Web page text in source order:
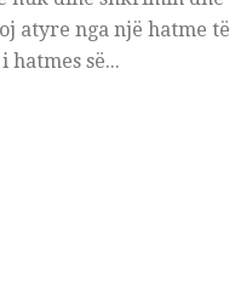
atyre nga një hatme të
së...